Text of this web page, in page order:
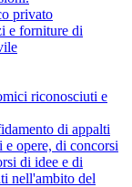
privato
e forniture di
riconosciuti e
di appalti
opere, di concorsi
di idee e di
nell'ambito del